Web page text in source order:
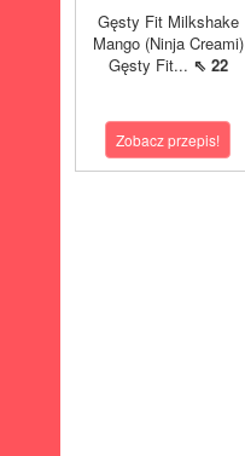
Gęsty Fit Milkshake
Mango (Ninja Creami)
Gęsty Fit... ⇖ 22
Zobacz przepis!